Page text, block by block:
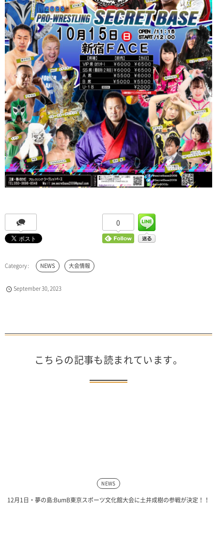
0
NEWS 大会情報
September30,2023
こちらの記事も読まれています。
NEWS
12月1日・夢の島:BumB東京スポーツ文化館大会に土井成樹の参戦が決定！！